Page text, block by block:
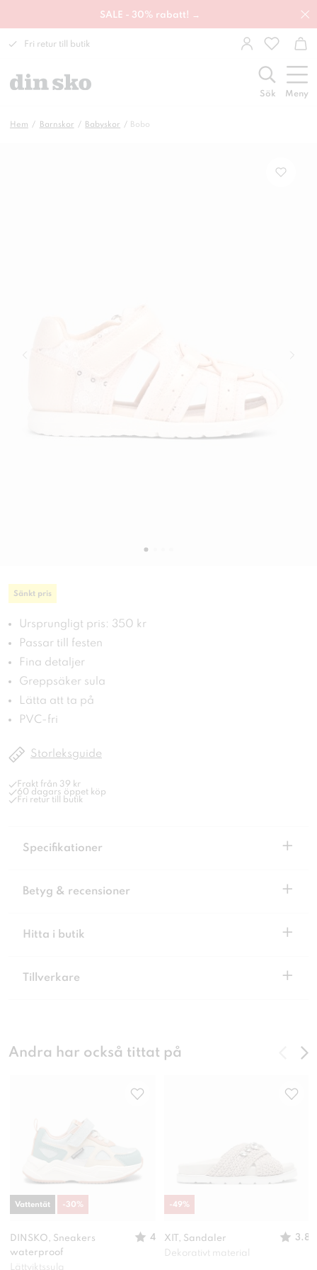
SALE - 30% rabatt! →
Fri retur till butik
Sök Meny
Hem Barnskor Babyskor Bobo
Sänkt pris
Ursprungligt pris: 350 kr
Passar till festen
Fina detaljer
Greppsäker sula
Lätta att ta på
PVC-fri
Storleksguide
Frakt från 39 kr
60 dagars öppet köp
Fri retur till butik
Specifikationer +
Betyg & recensioner +
Hitta i butik +
Tillverkare +
Andra har också tittat på
DINSKO, Sneakers
waterproof
4
Lättviktssula
Vattentät -30%
XIT, Sandaler
3.8
Dekorativt material
-49%